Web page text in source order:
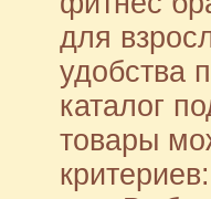
для
удобства
каталог
товары